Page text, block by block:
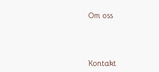
Om oss
Kontakt